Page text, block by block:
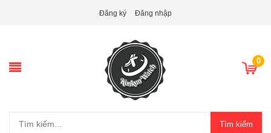
Đăng ký Đăng nhập
0
Tìm kiếm